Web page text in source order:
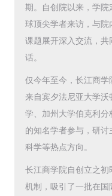
期。自创院以来，学
球顶尖学者来访，与
课题展开深入交流，
话。
仅今年至今，长江商学
来自宾夕法尼亚大学
学、加州大学伯克利
的知名学者参与，研
科学等热点方向。
长江商学院自创立之初
机制，吸引了一批在